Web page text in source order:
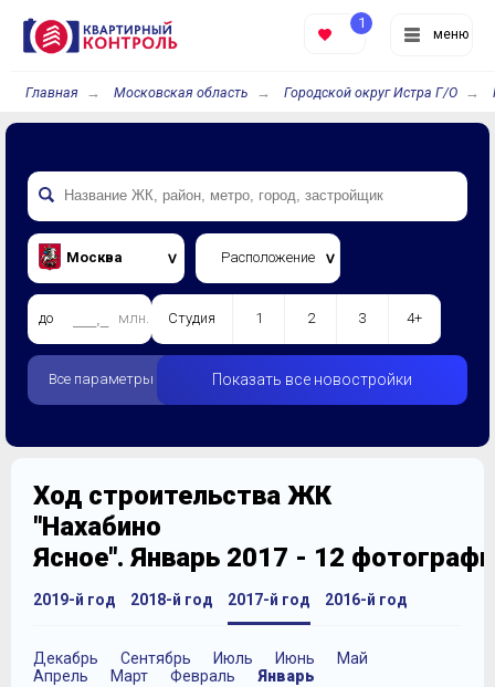
меню
1
Главная Московская область Городской округ Истра Г/О
Москва Расположение
до млн. Студия 1 2 3 4+
Все параметры Показать все новостройки
Ход строительства ЖК
"Нахабино
Ясное". Январь 2017 - 12
2019-й год 2018-й год 2017-й год
Декабрь Сентябрь Июль Июнь
Май
Апрель
Март Февраль Январь
2016-й год